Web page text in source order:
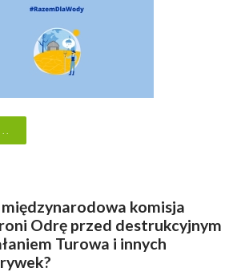
międzynarodowa komisja
Odrę przed destrukcyjnym
Turowa i innych